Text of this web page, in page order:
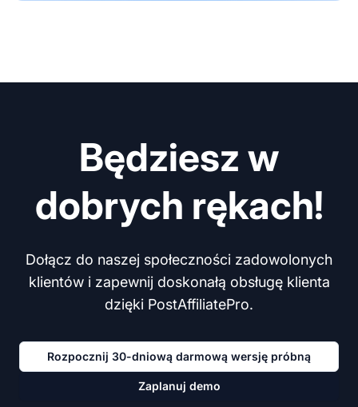
Będziesz w
dobrych rękach!
Dołącz do naszej społeczności zadowolonych
klientów i zapewnij doskonałą obsługę klienta
dzięki PostAffiliatePro.
Rozpocznij 30-dniową darmową wersję próbną
Zaplanuj demo